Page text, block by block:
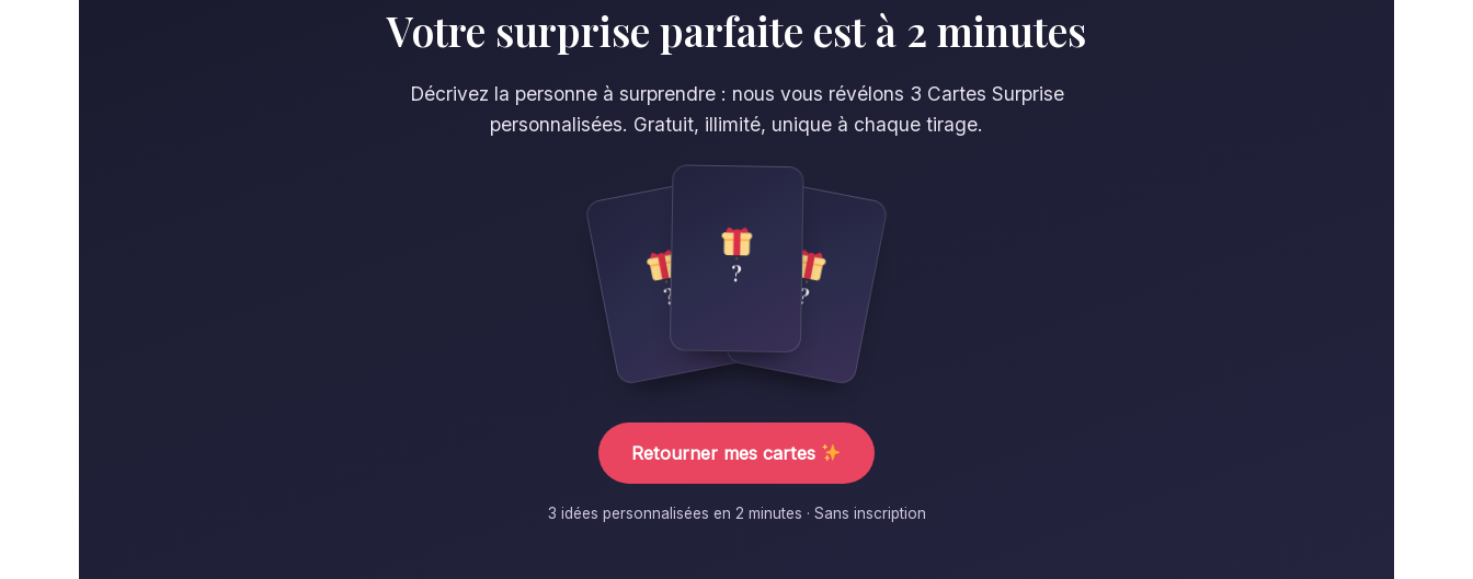
Votre surprise parfaite est à 2 minutes
Décrivez la personne à surprendre : nous vous révélons 3 Cartes Surprise
personnalisées. Gratuit, illimité, unique à chaque tirage.
?
?
?
Retourner mes cartes
3 idées personnalisées en 2 minutes · Sans inscription